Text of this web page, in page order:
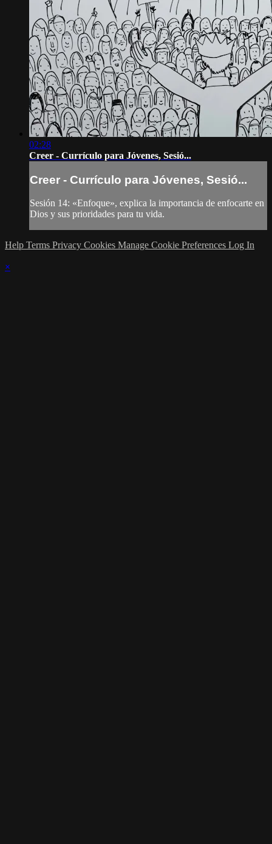
02:28
Creer - Currículo para Jóvenes, Sesió...
Creer - Currículo para Jóvenes, Sesió...
Sesión 14: «Enfoque», explica la importancia de enfocarte en
Dios y sus prioridades para tu vida.
Help Terms Privacy Cookies Manage Cookie Preferences Log In
×